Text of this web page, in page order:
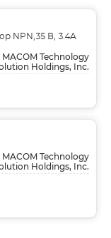
NPN,35 В, 3.4А
MACOM Technology
Holdings, Inc.
MACOM Technology
Holdings, Inc.